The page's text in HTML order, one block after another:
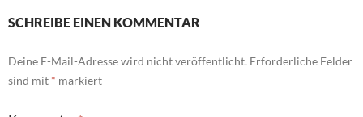
SCHREIBE EINEN KOMMENTAR
Deine E-Mail-Adresse wird nicht veröffentlicht. Erforderliche Felder
sind mit * markiert